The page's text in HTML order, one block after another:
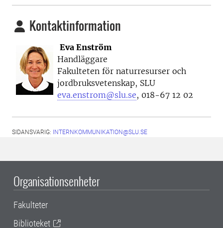
Kontaktinformation
Eva Enström
Handläggare
Fakulteten för naturresurser och
jordbruksvetenskap, SLU
eva.enstrom@slu.se, 018-67 12 02
SIDANSVARIG: INTERNKOMMUNIKATION@SLU.SE
Organisationsenheter
Fakulteter
Biblioteket